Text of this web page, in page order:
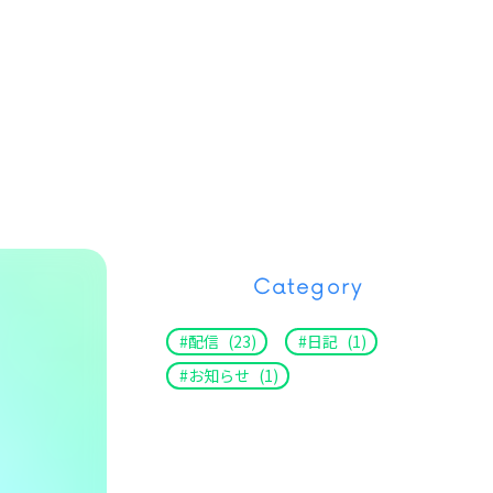
Category
配信 (23) 日記 (1)
お知らせ (1)